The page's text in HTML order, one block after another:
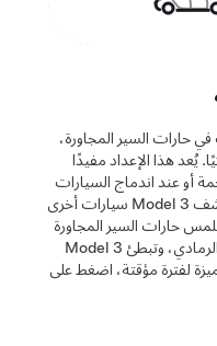
السير المجاورة،
هذا الإعداد مفيدًا
عند اندماج السيارات
Model 3سيارات أخرى
حارات السير المجاورة
وتبطئModel 3
لفترة مؤقتة، اضغط على